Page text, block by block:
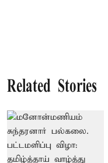
Related Stories